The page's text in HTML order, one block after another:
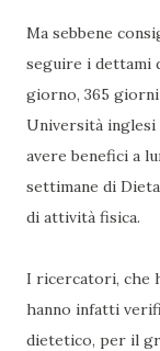
Ma sebbene
seguire i dettami
giorno, 365 giorni
Università inglesi
avere benefici a
settimane di
di attività fisica.
I ricercatori, che
hanno infatti
dietetico, per il